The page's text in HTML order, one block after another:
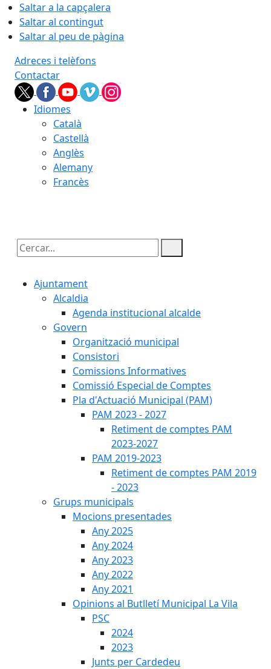
Saltar a la capçalera
Saltar al contingut
Saltar al peu de pàgina
Adreces i telèfons
Contactar
Idiomes
Català
Castellà
Anglès
Alemany
Francès
Cercar:
Ajuntament
Alcaldia
Agenda institucional alcalde
Govern
Organització municipal
Consistori
Comissions Informatives
Comissió Especial de Comptes
Pla d'Actuació Municipal (PAM)
PAM 2023 - 2027
Retiment de comptes PAM
2023-2027
PAM 2019-2023
Retiment de comptes PAM 2019
- 2023
Grups municipals
Mocions presentades
Any 2025
Any 2024
Any 2023
Any 2022
Any 2021
Opinions al Butlletí Municipal La Vila
PSC
2024
2023
Junts per Cardedeu